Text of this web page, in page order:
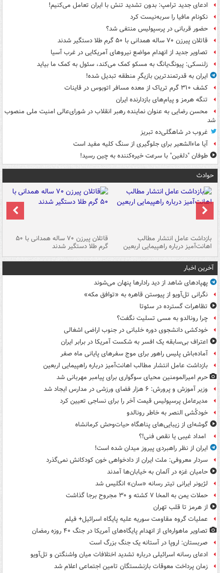
ادعای جدید ترامپ: بدون تشدید تنش با ایران تعامل می‌کنیم!
نکونام مافیا را سربه‌نیست کرد
حضور قربانی در پرسپولیس منتفی شد؟
قاتلان پیرزن ۷۰ ساله همدانی با ۵۰ گرم طلا دستگیر شدند
تصاویر جدید از انهدام مواضع نیروهای آمریکایی در غرب آسیا
زلنسکی: پیونگ‌یانگ به مسکو کمک می‌کند، سئول به کمک ما بیاید
ایران به قدرتمندترین بازیگرِ منطقه تبدیل شده!
کشف ۳۱۰ گرم تریاک از معده مسافر اتوبوس در قاینات
تنگه هرمز و پیام‌های بازدارنده ایران
محسن رضایی به عنوان نماینده رهبر انقلاب در شورای‌عالی امنیت ملی منصوب
شد
غروب در شاهگلی‌ده تبریز
آیا ماءالشعیر برای جلوگیری از سنگ کلیه مفید است
طوفان "دلفین" با سرعت خیره‌کننده به چین رسید!
حوادث
بازداشت عامل انتشار مطالب
اهانت‌آمیز درباره راهپیمایی اربعین
قاتلان پیرزن ۷۰ ساله همدانی با ۵۰
گرم طلا دستگیر شدند
آخرین اخبار
پهپادهای شاهد از دید رادارها پنهان می‌شوند
نگرانی تل‌آویو از پیوستن قاهره به «توافق مکه»
تظاهرات گسترده در سئوتا
چرا رونالدو به مسی تسلیت نگفت؟
خودکشی دانشجوی دوره خلبانی در جنوب اراضی اشغالی
اعتراف بی‌سابقه یک افسر به شکست آمریکا در برابر ایران
آماده‌باش پلیس راهور برای موج سفرهای پایانی ماه صفر
بازداشت عامل انتشار مطالب اهانت‌آمیز درباره راهپیمایی اربعین
حرم امیرالمومنین محیای سوگواری برای پیامبر مهربانی شد
وزیر آموزش و پرورش: ۶ هزار فضای ورزشی در مدارس ایجاد شد
مدیرعامل پرسپولیس قیمت آخر را برای نساجی تعیین کرد
خودکُشی النصر به خاطر رونالدو
گوشه‌ای از زیبایی‌های پناهگاه‌ حیات‌وحش کرمانشاه
امداد غیبی یا نقص فنی!؟
ایران از نظر راهبردی پیروز میدان شده است!
سردار معروفی: ملت ایران از دادخواهی خون کودکانش نمی‌گذرد
حامیان غزه در آلمان به خیابان‌ها آمدند
لژیونر ایرانی تیتر رسانه «سان» انگلیس شد
حملات یمن به المخا ۷ کشته و ۳۰ مجروح برجا گذاشت
از هرمز تا قلب تهران
عملیات گروه مقاومت سوریه علیه پایگاه اسرائیل+ فیلم
تصاویر ماهواره‌ای از انهدام پایگاه‌های آمریکا در جنگ ۴۰ روزه رمضان
صربستان: اروپا در آستانه یک جنگ بزرگ است
ادعای رسانه اسرائیلی درباره تشدید اختلافات میان واشنگتن و تل‌آویو
زمان پرداخت معوقات بازنشستگان تامین اجتماعی اعلام شد